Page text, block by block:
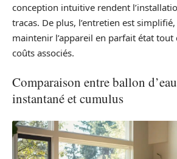
conception intuitive rendent
tracas. De plus, l’entretien est
maintenir l’appareil en parfait état
coûts associés.
Comparaison entre ballon
instantané et cumulus